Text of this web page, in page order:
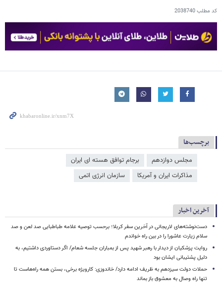
کد مطلب2038740
برچسب‌ها
مجلس دوازدهم
برجام توافق هسته ای ایران
مذاکرات ایران و آمریکا
سازمان انرژی اتمی
آخرین اخبار
دست‌نوشته‌های لاریجانی در آخرین سفر کربلا؛ برحسب توصیه علامه طباطبایی صد لعن و صد
سلام زیارت عاشورا را در بین راه خواندم
روایت پزشکیان از دیدار با رهبر شهید پس از بمباران جلسه شعام/ اگر دستاوردی داشتیم، به
دلیل پشتیبانی ایشان بود
حملات دولت سیزدهم به ظریف ادامه دارد/ خاندوزی: کارویژه برخی، بستن همه راه‌هاست تا
تنها راه وصال به معشوق باز بماند